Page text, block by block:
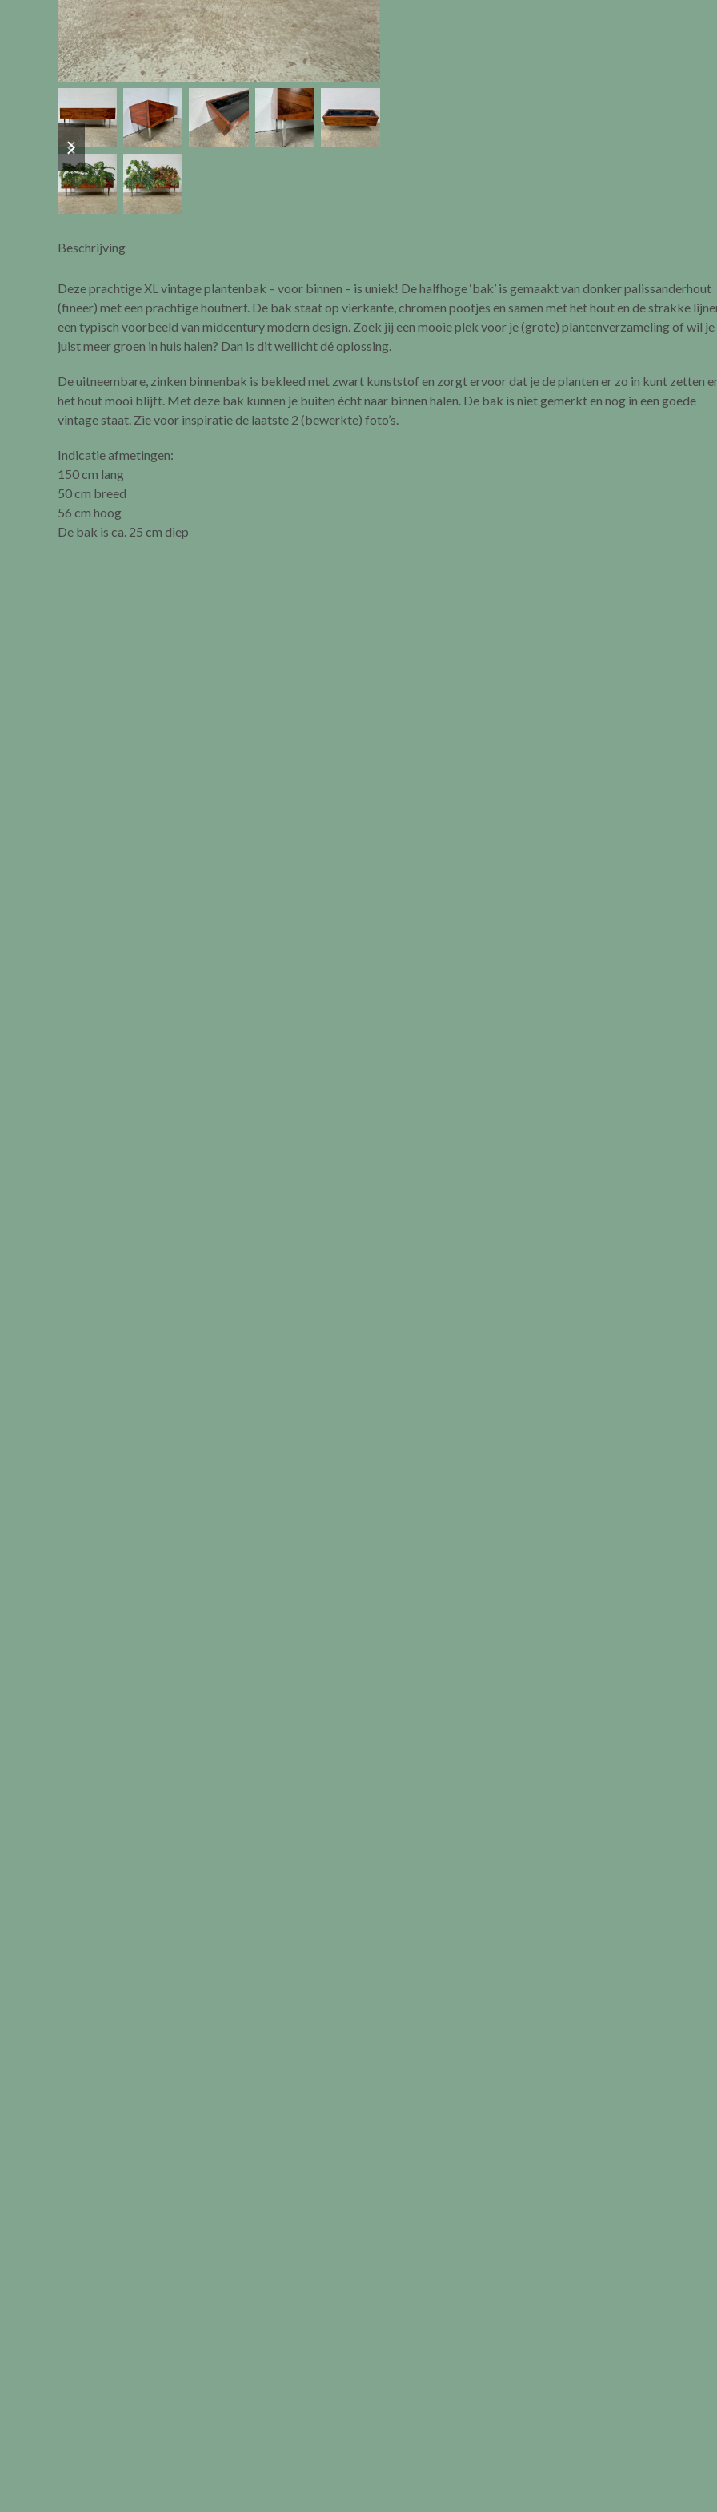
previous
slide
next
slide
Beschrijving
Deze prachtige XL vintage plantenbak – voor binnen – is uniek! De halfhoge ‘bak’ is gemaakt van donker palissanderhout
(fineer) met een prachtige houtnerf. De bak staat op vierkante, chromen pootjes en samen met het hout en de strakke
een typisch voorbeeld van midcentury modern design. Zoek jij een mooie plek voor je (grote) plantenverzameling of wil je
juist meer groen in huis halen? Dan is dit wellicht dé oplossing.
De uitneembare, zinken binnenbak is bekleed met zwart kunststof en zorgt ervoor dat je de planten er zo in kunt zetten
het hout mooi blijft. Met deze bak kunnen je buiten écht naar binnen halen. De bak is niet gemerkt en nog in een goede
vintage staat. Zie voor inspiratie de laatste 2 (bewerkte) foto’s.
Indicatie afmetingen:
150 cm lang
50 cm breed
56 cm hoog
De bak is ca. 25 cm diep